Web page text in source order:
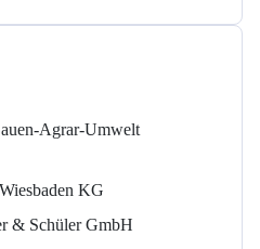
Agrar-Umwelt
KG
& Schüler GmbH